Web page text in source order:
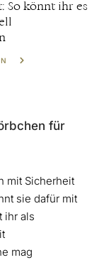
So könnt ihr es
für
mit Sicherheit
sie dafür mit
ihr als
mag